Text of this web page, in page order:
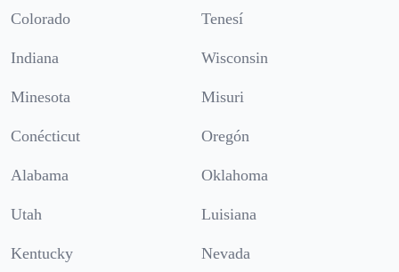
Colorado Tenesí
Indiana Wisconsin
Minesota Misuri
Conécticut Oregón
Alabama Oklahoma
Utah Luisiana
Kentucky Nevada